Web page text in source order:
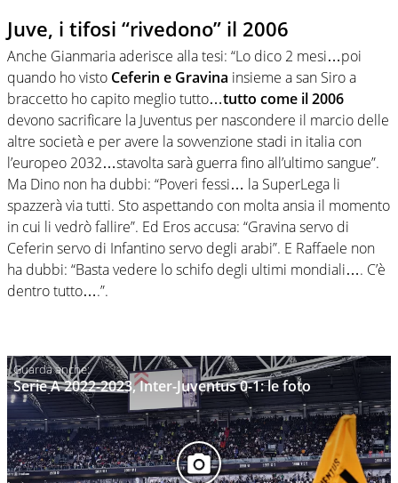
Juve, i tifosi “rivedono” il 2006
Anche Gianmaria aderisce alla tesi: “Lo dico 2 mesi…poi
quando ho visto Ceferin e Gravina insieme a san Siro a
braccetto ho capito meglio tutto…tutto come il 2006
devono sacrificare la Juventus per nascondere il marcio delle
altre società e per avere la sovvenzione stadi in italia con
l’europeo 2032…stavolta sarà guerra fino all’ultimo sangue”.
Ma Dino non ha dubbi: “Poveri fessi… la SuperLega li
spazzerà via tutti. Sto aspettando con molta ansia il momento
in cui li vedrò fallire”. Ed Eros accusa: “Gravina servo di
Ceferin servo di Infantino servo degli arabi”. E Raffaele non
ha dubbi: “Basta vedere lo schifo degli ultimi mondiali…. C’è
dentro tutto….”.
Serie A 2022-2023, Inter-Juventus 0-1: le foto